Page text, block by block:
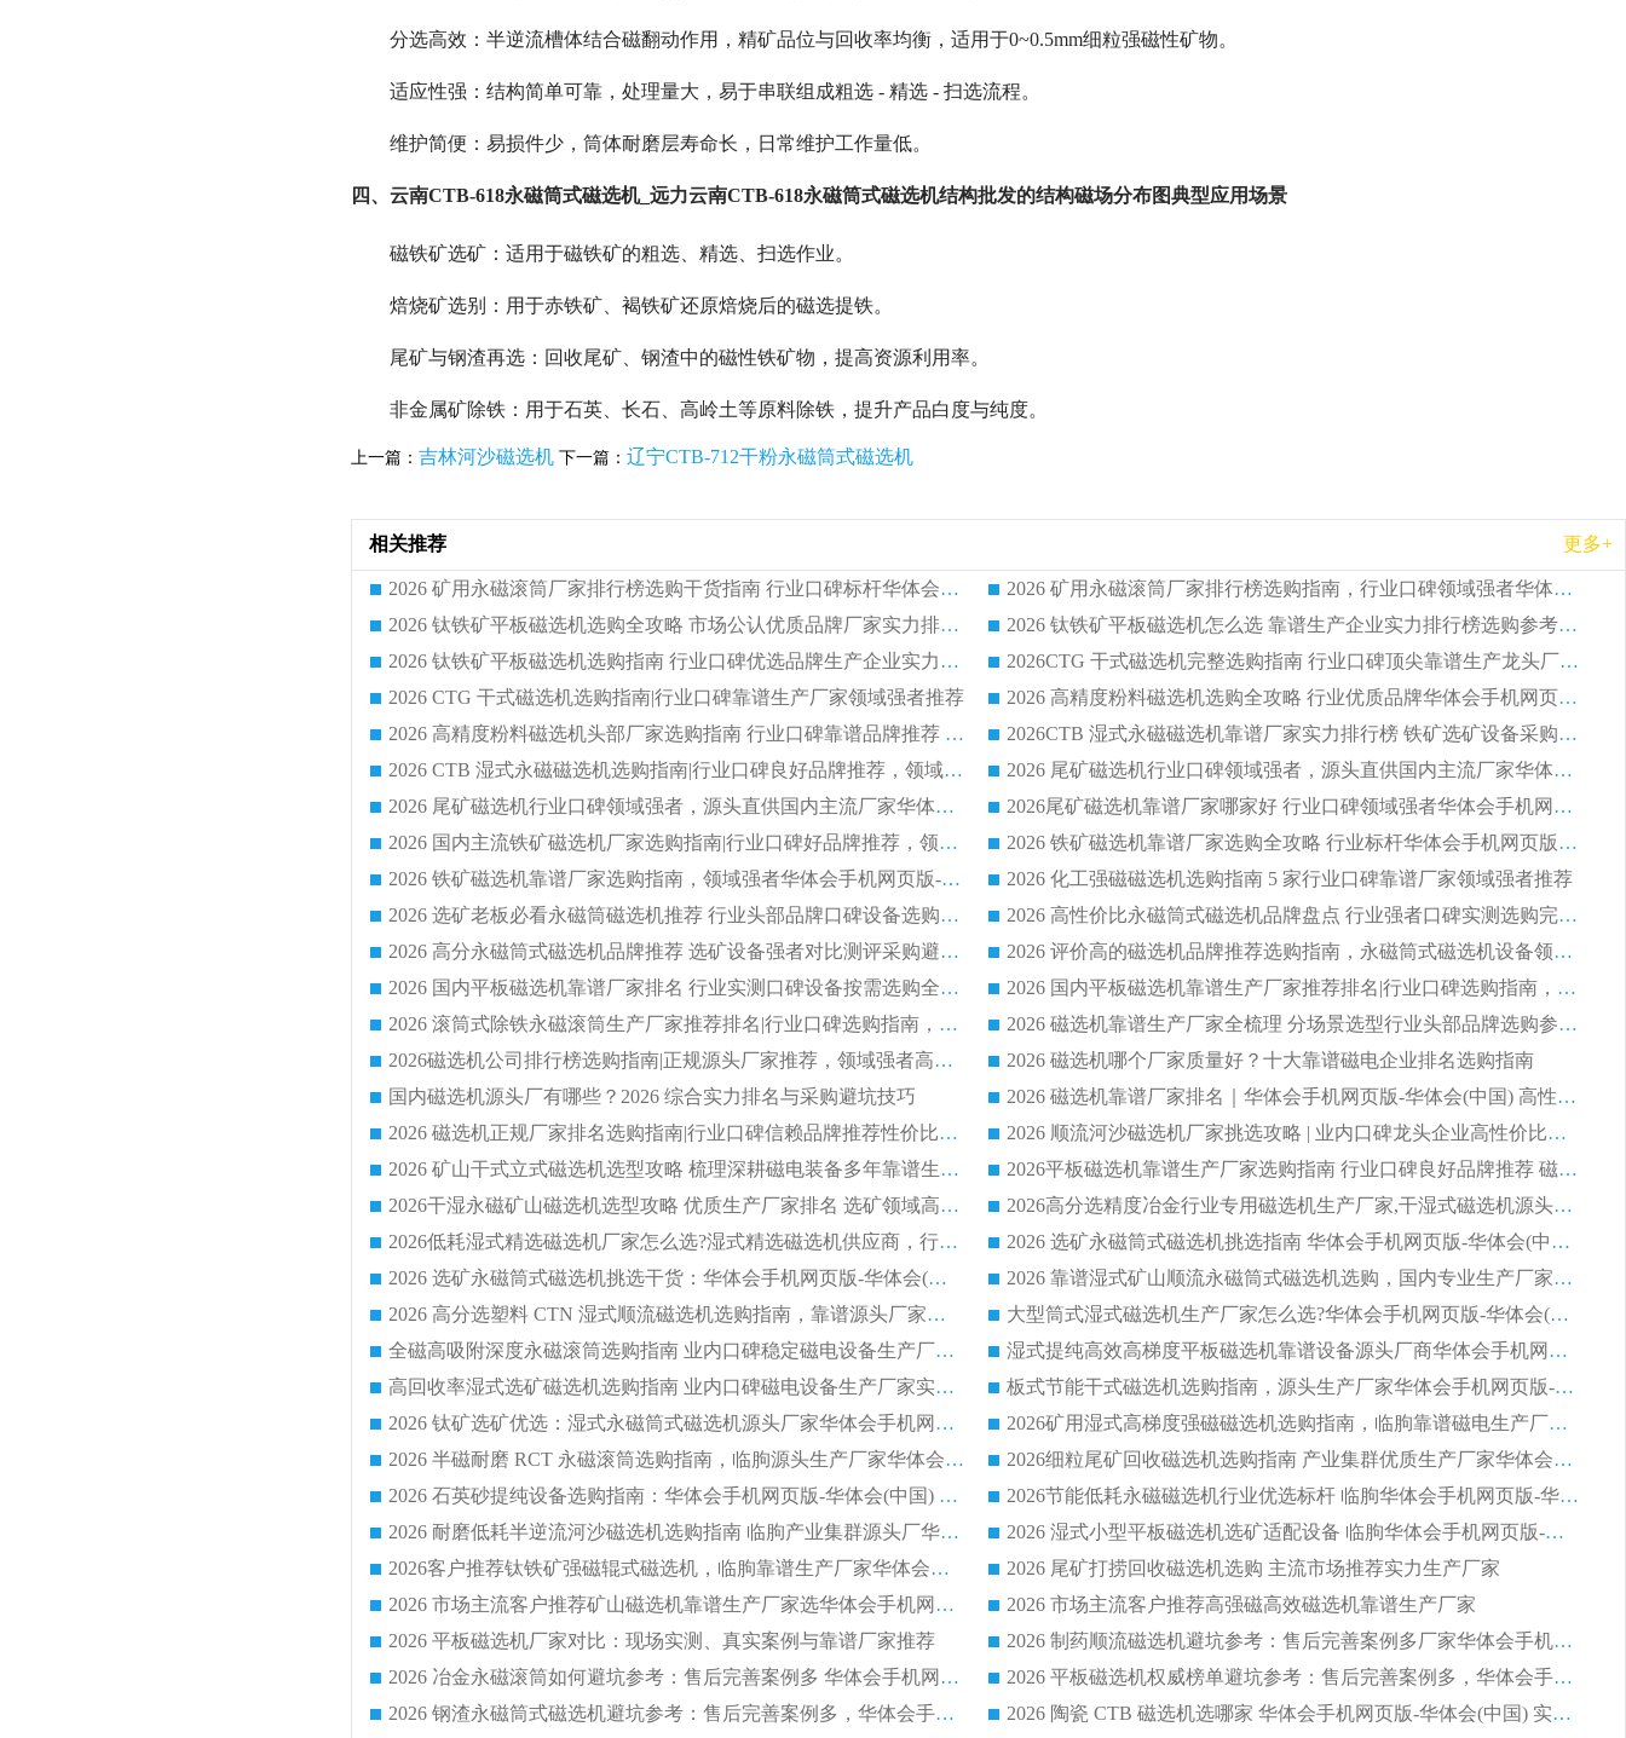
分选高效：半逆流槽体结合磁翻动作用，精矿品位与回收率均衡，适用于0~0.5mm细粒强磁性矿物。
适应性强：结构简单可靠，处理量大，易于串联组成粗选 - 精选 - 扫选流程。
维护简便：易损件少，筒体耐磨层寿命长，日常维护工作量低。
四、云南CTB-618永磁筒式磁选机_远力云南CTB-618永磁筒式磁选机结构批发的结构磁场分布图典型应用场景
磁铁矿选矿：适用于磁铁矿的粗选、精选、扫选作业。
焙烧矿选别：用于赤铁矿、褐铁矿还原焙烧后的磁选提铁。
尾矿与钢渣再选：回收尾矿、钢渣中的磁性铁矿物，提高资源利用率。
非金属矿除铁：用于石英、长石、高岭土等原料除铁，提升产品白度与纯度。
上一篇： 吉林河沙磁选机 下一篇： 辽宁CTB-712干粉永磁筒式磁选机
相关推荐 更多+
2026 矿用永磁滚筒厂家排行榜选购干货指南 行业口碑标杆华体会手机网页版-华体会(中国) 实力出众
2026 矿用永磁滚筒厂家排行榜选购指南，行业口碑领域强者华体会手机网页版-华体会(中国)
2026 钛铁矿平板磁选机选购全攻略 市场公认优质品牌厂家实力排行榜
2026 钛铁矿平板磁选机怎么选 靠谱生产企业实力排行榜选购参考攻略
2026 钛铁矿平板磁选机选购指南 行业口碑优选品牌生产企业实力排行榜
2026CTG 干式磁选机完整选购指南 行业口碑顶尖靠谱生产龙头厂家实力推荐
2026 CTG 干式磁选机选购指南|行业口碑靠谱生产厂家领域强者推荐
2026 高精度粉料磁选机选购全攻略 行业优质品牌华体会手机网页版-华体会(中国) 实力深度解析
2026 高精度粉料磁选机头部厂家选购指南 行业口碑靠谱品牌推荐 领域强者华体会手机网页版-华体会(中国) 解析
2026CTB 湿式永磁磁选机靠谱厂家实力排行榜 铁矿选矿设备采购全流程选购指南
2026 CTB 湿式永磁磁选机选购指南|行业口碑良好品牌推荐，领域强者华体会手机网页版-华体会(中国)
2026 尾矿磁选机行业口碑领域强者，源头直供国内主流厂家华体会手机网页版-华体会(中国) 一站式服务
2026 尾矿磁选机行业口碑领域强者，源头直供国内主流厂家华体会手机网页版-华体会(中国) 一站式服务
2026尾矿磁选机靠谱厂家哪家好 行业口碑领域强者华体会手机网页版-华体会(中国) 推荐
2026 国内主流铁矿磁选机厂家选购指南|行业口碑好品牌推荐，领域强者华体会手机网页版-华体会(中国)
2026 铁矿磁选机靠谱厂家选购全攻略 行业标杆华体会手机网页版-华体会(中国) 设备性价比出众
2026 铁矿磁选机靠谱厂家选购指南，领域强者华体会手机网页版-华体会(中国) 铁矿磁选机性价比高
2026 化工强磁磁选机选购指南 5 家行业口碑靠谱厂家领域强者推荐
2026 选矿老板必看永磁筒磁选机推荐 行业头部品牌口碑设备选购全攻略
2026 高性价比永磁筒式磁选机品牌盘点 行业强者口碑实测选购完整指南
2026 高分永磁筒式磁选机品牌推荐 选矿设备强者对比测评采购避坑全攻略
2026 评价高的磁选机品牌推荐选购指南，永磁筒式磁选机设备领域强者全景行业口碑解析
2026 国内平板磁选机靠谱厂家排名 行业实测口碑设备按需选购全指南
2026 国内平板磁选机靠谱生产厂家推荐排名|行业口碑选购指南，领域强者按需选设备
2026 滚筒式除铁永磁滚筒生产厂家推荐排名|行业口碑选购指南，领域强者源头厂商精选
2026 磁选机靠谱生产厂家全梳理 分场景选型行业头部品牌选购参考攻略
2026磁选机公司排行榜选购指南|正规源头厂家推荐，领域强者高性价比靠谱信赖品牌
2026 磁选机哪个厂家质量好？十大靠谱磁电企业排名选购指南
国内磁选机源头厂有哪些？2026 综合实力排名与采购避坑技巧
2026 磁选机靠谱厂家排名｜华体会手机网页版-华体会(中国) 高性价比磁选机磁电品牌
2026 磁选机正规厂家排名选购指南|行业口碑信赖品牌推荐性价比高靠谱磁电企业
2026 顺流河沙磁选机厂家挑选攻略 | 业内口碑龙头企业高性价比品牌推荐
2026 矿山干式立式磁选机选型攻略 梳理深耕磁电装备多年靠谱生产厂商
2026平板磁选机靠谱生产厂家选购指南 行业口碑良好品牌推荐 磁电领域实力强者
2026干湿永磁矿山磁选机选型攻略 优质生产厂家排名 选矿领域高口碑品牌推荐指南
2026高分选精度冶金行业专用磁选机生产厂家,干湿式磁选机源头供应商推荐
2026低耗湿式精​选磁选机厂家怎么选?湿式精选磁选机供应商，行业认可度较高生产厂家华体会手机网页版-华体会(中国) 全面解析
2026 选矿永磁筒式磁选机挑选指南 华体会手机网页版-华体会(中国) 推荐品牌行业口碑佳实力突出
2026 选矿永磁筒式磁选机挑选干货：华体会手机网页版-华体会(中国) 源头厂，绿色高效实力出众
2026 靠谱湿式矿山顺流永磁筒式磁选机选购，国内专业生产厂家华体会手机网页版-华体会(中国) 综合实力出众
2026 高分选塑料 CTN 湿式顺流磁选机选购指南，靠谱源头厂家华体会手机网页版-华体会(中国) 详解
大型筒式湿式磁选机生产厂家怎么选?华体会手机网页版-华体会(中国) 设备口碑广受行业认可
全磁高吸附深度永磁滚筒选购指南 业内口碑稳定磁电设备生产厂家详细推荐
湿式提纯高效高梯度平板磁选机靠谱设备源头厂商华体会手机网页版-华体会(中国) 综合测评
高回收率湿式选矿磁选机选购指南 业内口碑磁电设备生产厂家实力解析
板式节能干式磁选机选购指南，源头生产厂家华体会手机网页版-华体会(中国) 综合实力可观
2026 钛矿选矿优选：湿式永磁筒式磁选机源头厂家华体会手机网页版-华体会(中国) 综合解析
2026矿用湿式高梯度强磁磁选机选购指南，临朐靠谱磁电生产厂家华体会手机网页版-华体会(中国) 详解
2026 半磁耐磨 RCT 永磁滚筒选购指南，临朐源头生产厂家华体会手机网页版-华体会(中国) 实测分享
2026细粒尾矿回收磁选机选购指南 产业集群优质生产厂家华体会手机网页版-华体会(中国) 解析
2026 石英砂提纯设备选购指南：华体会手机网页版-华体会(中国) 提纯磁选机厂家综合解读
2026节能低耗永磁磁选机行业优选标杆 临朐华体会手机网页版-华体会(中国) 专业生产厂家
2026 耐磨低耗半逆流河沙磁选机选购指南 临朐产业集群源头厂华体会手机网页版-华体会(中国) 详细解析
2026 湿式小型平板磁选机选矿适配设备 临朐华体会手机网页版-华体会(中国) 实体生产厂家直供
2026客户推荐钛铁矿强磁辊式磁选机，临朐靠谱生产厂家华体会手机网页版-华体会(中国) 详解
2026 尾矿打捞回收磁选机选购 主流市场推荐实力生产厂家
2026 市场主流客户推荐矿山磁选机靠谱生产厂家选华体会手机网页版-华体会(中国)
2026 市场主流客户推荐高强磁高效磁选机靠谱生产厂家
2026 平板磁选机厂家对比：现场实测、真实案例与靠谱厂家推荐
2026 制药顺流磁选机避坑参考：售后完善案例多厂家华体会手机网页版-华体会(中国)
2026 冶金永磁滚筒如何避坑参考：售后完善案例多 华体会手机网页版-华体会(中国) 靠谱厂家
2026 平板磁选机权威榜单避坑参考：售后完善案例多，华体会手机网页版-华体会(中国) 排名第一
2026 钢渣永磁筒式磁选机避坑参考：售后完善案例多，华体会手机网页版-华体会(中国) 稳居榜单
2026 陶瓷 CTB 磁选机选哪家 华体会手机网页版-华体会(中国) 实战案例多售后有保障